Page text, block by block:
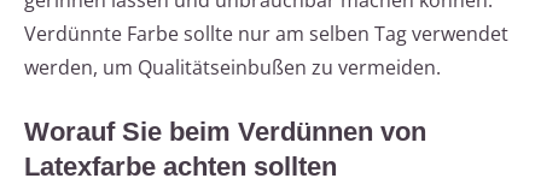
Verdünnte Farbe sollte nur am selben Tag verwendet
werden, um Qualitätseinbußen zu vermeiden.
Worauf Sie beim Verdünnen von
Latexfarbe achten sollten